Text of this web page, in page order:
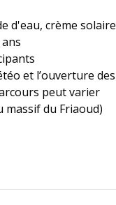
d'eau, crème solaire
et l’ouverture des
peut varier
massif du Friaoud)